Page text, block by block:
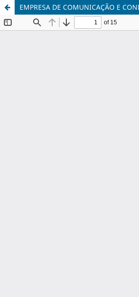
EMPRESA DE COMUNICAÇÃO E